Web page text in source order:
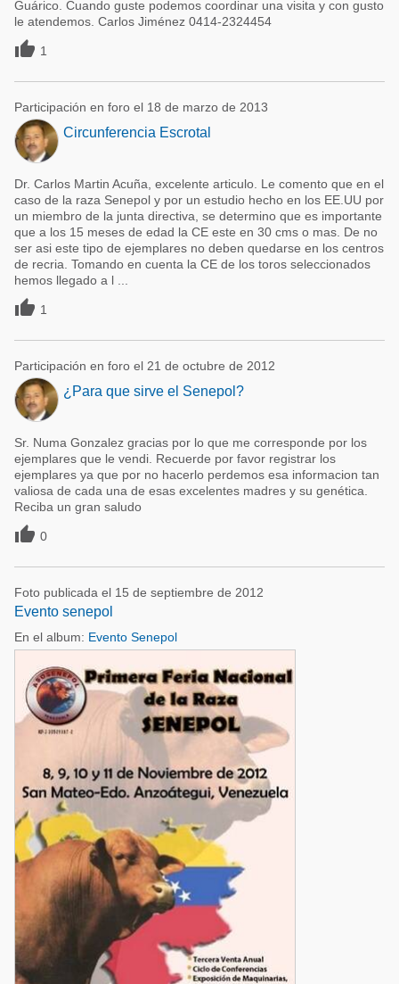
Guárico. Cuando guste podemos coordinar una visita y con gusto
le atendemos. Carlos Jiménez 0414-2324454
 1
Participación en foro el 18 de marzo de 2013
Circunferencia Escrotal
Dr. Carlos Martin Acuña, excelente articulo. Le comento que en el
caso de la raza Senepol y por un estudio hecho en los EE.UU por
un miembro de la junta directiva, se determino que es importante
que a los 15 meses de edad la CE este en 30 cms o mas. De no
ser asi este tipo de ejemplares no deben quedarse en los centros
de recria. Tomando en cuenta la CE de los toros seleccionados
hemos llegado a l ...
 1
Participación en foro el 21 de octubre de 2012
¿Para que sirve el Senepol?
Sr. Numa Gonzalez gracias por lo que me corresponde por los
ejemplares que le vendi. Recuerde por favor registrar los
ejemplares ya que por no hacerlo perdemos esa informacion tan
valiosa de cada una de esas excelentes madres y su genética.
Reciba un gran saludo
 0
Foto publicada el 15 de septiembre de 2012
Evento senepol
En el album: Evento Senepol